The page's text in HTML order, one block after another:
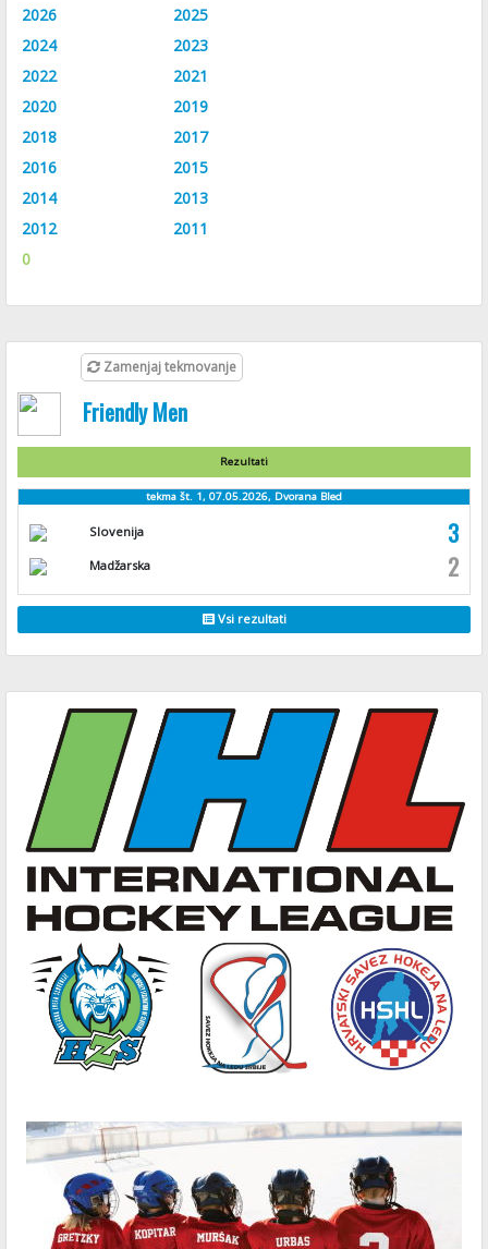
2026
2025
2024
2023
2022
2021
2020
2019
2018
2017
2016
2015
2014
2013
2012
2011
0
Zamenjaj tekmovanje
Friendly Men
Rezultati
tekma št. 1, 07.05.2026, Dvorana Bled
Slovenija 3
Madžarska 2
Vsi rezultati